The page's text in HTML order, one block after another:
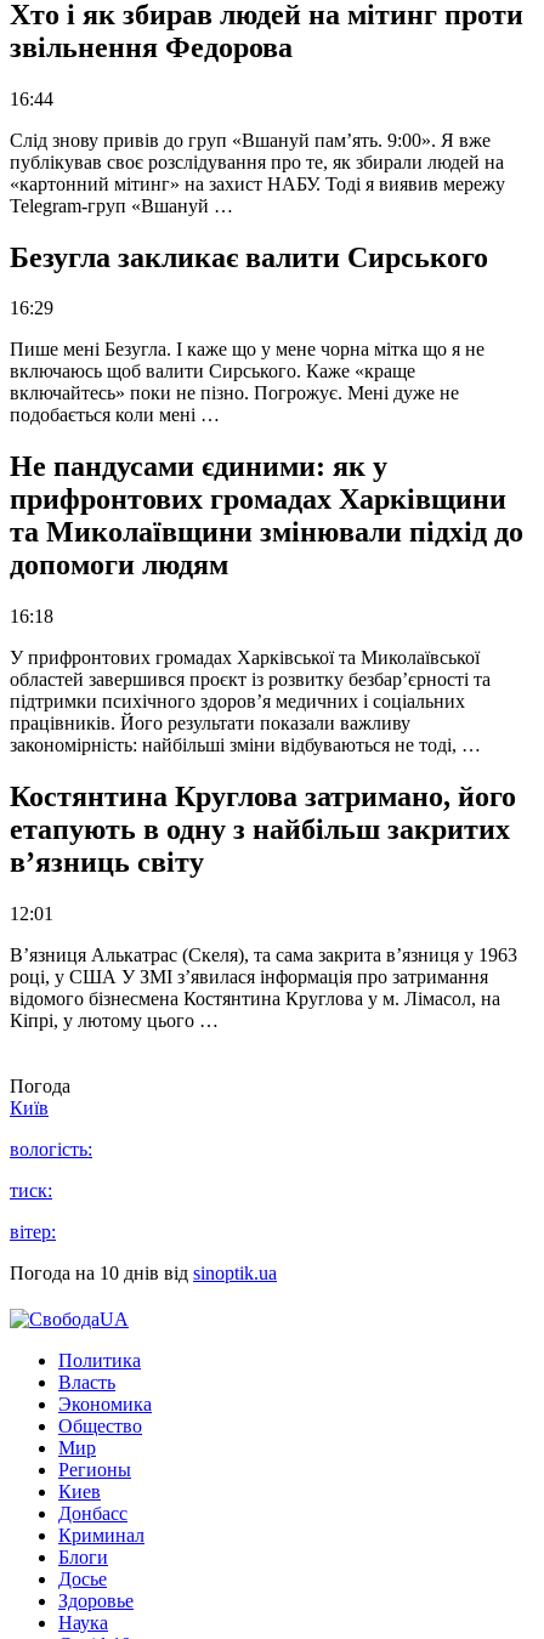
Хто і як збирав людей на мітинг проти
звільнення Федорова
16:44
Слід знову привів до груп «Вшануй пам’ять. 9:00». Я вже
публікував своє розслідування про те, як збирали людей на
«картонний мітинг» на захист НАБУ. Тоді я виявив мережу
Telegram-груп «Вшануй …
Безугла закликає валити Сирського
16:29
Пише мені Безугла. І каже що у мене чорна мітка що я не
включаюсь щоб валити Сирського. Каже «краще
включайтесь» поки не пізно. Погрожує. Мені дуже не
подобається коли мені …
Не пандусами єдиними: як у
прифронтових громадах Харківщини
та Миколаївщини змінювали підхід до
допомоги людям
16:18
У прифронтових громадах Харківської та Миколаївської
областей завершився проєкт із розвитку безбар’єрності та
підтримки психічного здоров’я медичних і соціальних
працівників. Його результати показали важливу
закономірність: найбільші зміни відбуваються не тоді, …
Костянтина Круглова затримано, його
етапують в одну з найбільш закритих
в’язниць світу
12:01
В’язниця Алькатрас (Скеля), та сама закрита в’язниця у 1963
році, у США У ЗМІ з’явилася інформація про затримання
відомого бізнесмена Костянтина Круглова у м. Лімасол, на
Кіпрі, у лютому цього …
Погода
Київ
вологість:
тиск:
вітер:
Погода на 10 днів від sinoptik.ua
Политика
Власть
Экономика
Общество
Мир
Регионы
Киев
Донбасс
Криминал
Блоги
Досье
Здоровье
Наука